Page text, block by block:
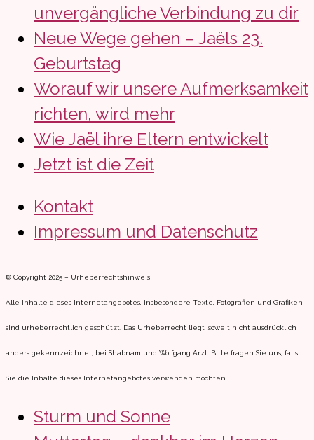
unvergängliche Verbindung zu dir
Neue Wege gehen – Jaëls 23.
Geburtstag
Worauf wir unsere Aufmerksamkeit
richten, wird mehr
Wie Jaël ihre Eltern entwickelt
Jetzt ist die Zeit
Kontakt
Impressum und Datenschutz
© Copyright 2025 – Urheberrechtshinweis
Alle Inhalte dieses Internetangebotes, insbesondere Texte, Fotografien und Grafiken,
sind urheberrechtlich geschützt. Das Urheberrecht liegt, soweit nicht ausdrücklich
anders gekennzeichnet, bei Shabnam und Wolfgang Arzt. Bitte fragen Sie uns, falls
Sie die Inhalte dieses Internetangebotes verwenden möchten.
Sturm und Sonne